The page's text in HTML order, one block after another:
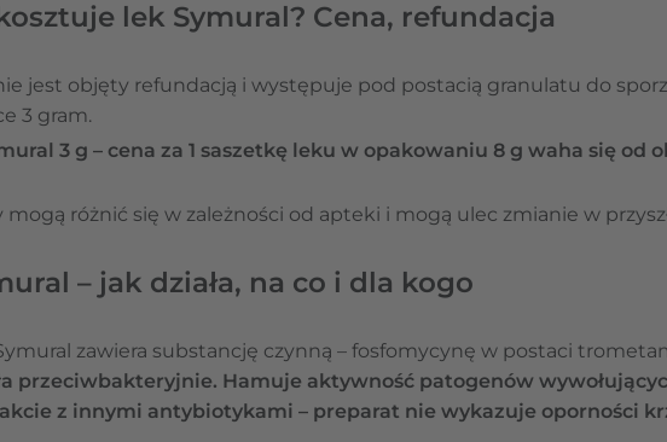
lek Symural? Cena, refundacja
jest objęty refundacją i występuje pod postacią granulatu do
3 gram.
3 g – cena za 1 saszetkę leku w opakowaniu 8 g waha się od ok.
mogą różnić się w zależności od apteki i mogą ulec zmianie w
– jak działa, na co i dla kogo
zawiera substancję czynną – fosfomycynę w postaci
przeciwbakteryjnie. Hamuje aktywność patogenów
z innymi antybiotykami – preparat nie wykazuje oporności